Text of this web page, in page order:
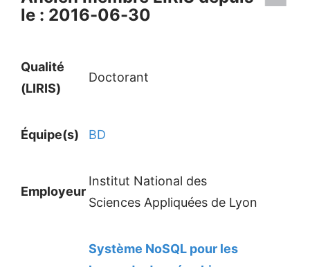
le : 2016-06-30
Qualité
(LIRIS)
Doctorant
Équipe(s) BD
Employeur
Institut National des
Sciences Appliquées de Lyon
Système NoSQL pour les